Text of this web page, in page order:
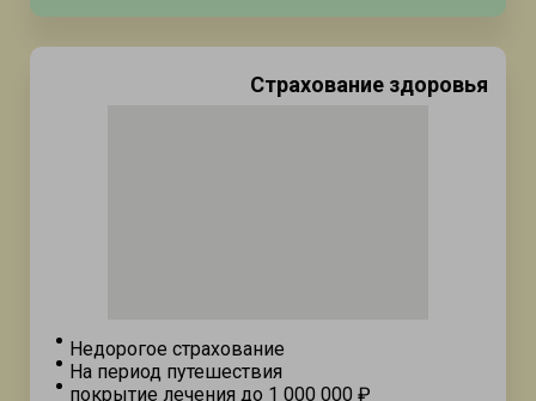
Страхование здоровья
Недорогое страхование
На период путешествия
покрытие лечения до 1 000 000 ₽